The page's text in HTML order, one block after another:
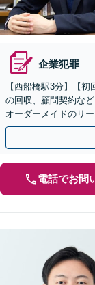
企業犯罪
【西船橋駅3分】【
の回収、顧問契約な
オーダーメイドのリ
後押しできるように
電話でお問